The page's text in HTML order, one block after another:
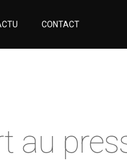
CONTACT
au